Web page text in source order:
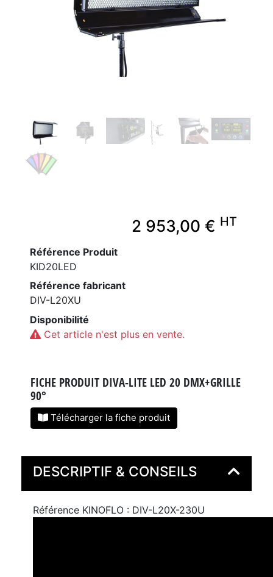
2 953,00 € HT
Référence Produit
KID20LED
Référence fabricant
DIV-L20XU
Disponibilité
Cet article n'est plus en vente.
FICHE PRODUIT DIVA-LITE LED 20 DMX+GRILLE
90°
Télécharger la fiche produit
DESCRIPTIF & CONSEILS
Référence KINOFLO : DIV-L20X-230U